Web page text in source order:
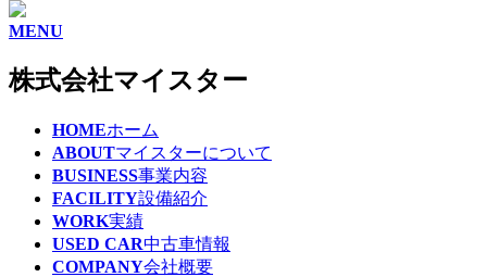
MENU
株式会社マイスター
HOMEホーム
ABOUTマイスターについて
BUSINESS事業内容
FACILITY設備紹介
WORK実績
USED CAR中古車情報
COMPANY会社概要